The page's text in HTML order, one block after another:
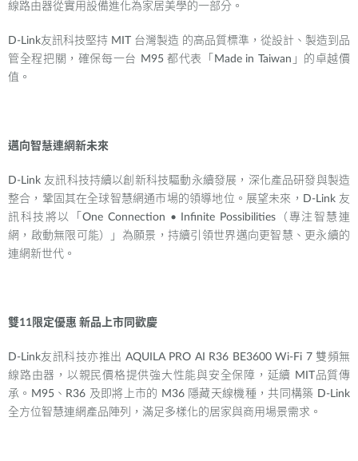
線路由器從實用設備進化為家居美學的一部分。
D-Link友訊科技堅持 MIT 台灣製造 的高品質標準，從設計、製造到品
管全程把關，確保每一台
M95都代表「 Made in Taiwan 」的卓越價
值。
邁向智慧連網新未來
D-Link 友訊科技持續以創新科技驅動永續發展，深化產品研發與製造
整合，鞏固其在全球智慧網通市場的領導地位。展望未來， D-Link 友
訊科技將以「One Connection • Infinite Possibilities（專注智慧連
網，啟動無限可能）」為願景，持續引領世界邁向更智慧、更永續的
連網新世代。
雙11 限定優惠 新品上市同歡慶
D-Link友訊科技亦推出 AQUILA PRO AI R36 BE3600 Wi-Fi 7雙頻無
線路由器，以親民價格提供強大性能與安全保障，延續
MIT
品質傳
承。 M95、 R36 及即將上市的 M36 隱藏天線機種，共同構築 D-Link
全方位智慧連網產品陣列，滿足多樣化的居家與商用場景需求。